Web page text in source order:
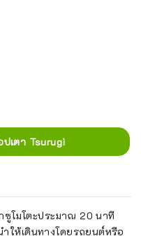
เตา Tsurugi
ซูโมโตะประมาณ 20 นาที
ให้เดินทางโดยรถยนต์หรือ